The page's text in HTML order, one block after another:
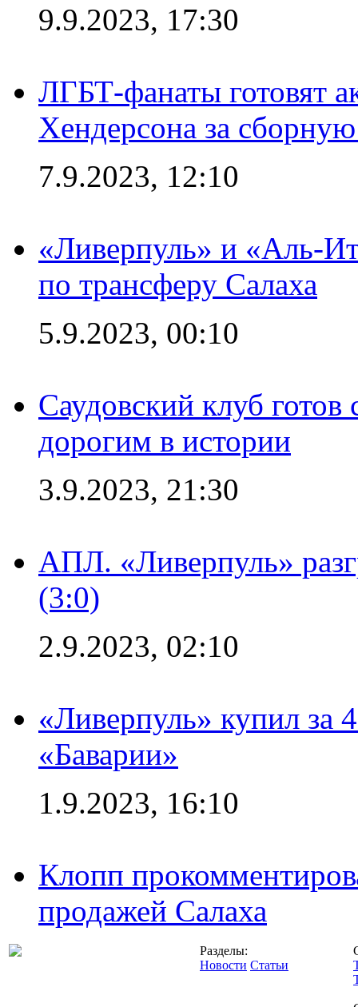
9.9.2023, 17:30
ЛГБТ-фанаты готовят
Хендерсона за
7.9.2023, 12:10
«Ливерпуль» и «Аль-
по трансферу Салаха
5.9.2023, 00:10
Саудовский клуб
дорогим в истории
3.9.2023, 21:30
АПЛ. «Ливерпуль»
(3:0)
2.9.2023, 02:10
«Ливерпуль» купил за
«Баварии»
1.9.2023, 16:10
Клопп
продажей Салаха
Разделы:
Новости Статьи